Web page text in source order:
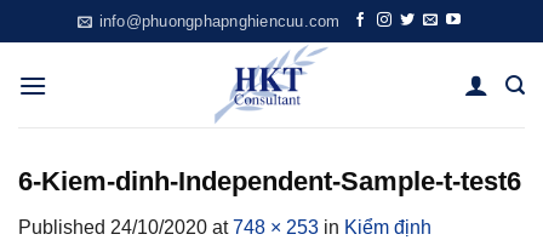
to
content
info@phuongphapnghiencuu.com
6-Kiem-dinh-Independent-Sample-t-test6
Published 24/10/2020 at748 × 253 in Kiểm định